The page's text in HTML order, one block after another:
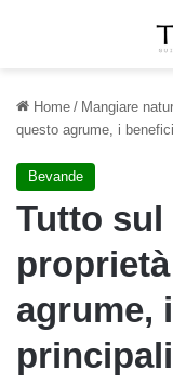
Home / Mangiare
questo agrume, i
Bevande
Tutto
agrume,